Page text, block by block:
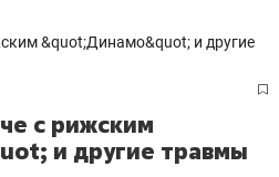
с рижским
и другие травмы